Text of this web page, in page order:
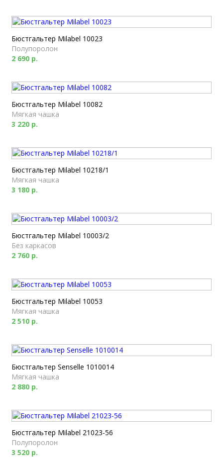
Бюстгальтер Milabel 10023
Полупоролон
2 690 р.
Бюстгальтер Milabel 10082
Мягкая чашка
3 220 р.
Бюстгальтер Milabel 10218/1
Мягкая чашка
3 180 р.
Бюстгальтер Milabel 10003/2
Без каркасов
2 760 р.
Бюстгальтер Milabel 10053
Мягкая чашка
2 510 р.
Бюстгальтер Senselle 1010014
Мягкая чашка
2 880 р.
Бюстгальтер Milabel 21023-56
Полупоролон
3 520 р.